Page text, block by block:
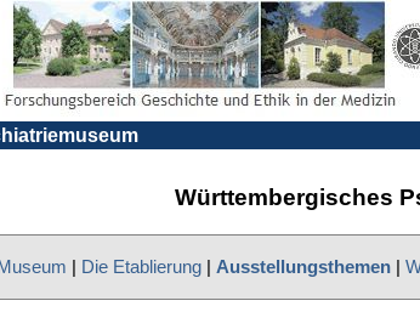
Württembergisches
| Die Etablierung | Ausstellungsthemen |